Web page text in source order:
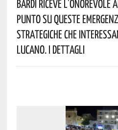
Bardi Riceve L’onorevole
Punto Su Queste
Strategiche Che
Lucano. I Dettagli